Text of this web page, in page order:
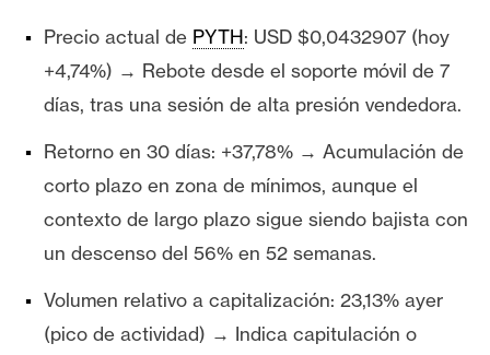
R
e
u
r
s
o
Precio actual de PYTH: USD $0,0432907 (hoy
+4,74%) → Rebote desde el soporte móvil de 7
días, tras una sesión de alta presión vendedora.
Retorno en 30 días: +37,78% → Acumulación de
corto plazo en zona de mínimos, aunque el
contexto de largo plazo sigue siendo bajista con
un descenso del 56% en 52 semanas.
Volumen relativo a capitalización: 23,13% ayer
(pico de actividad) → Indica capitulación o